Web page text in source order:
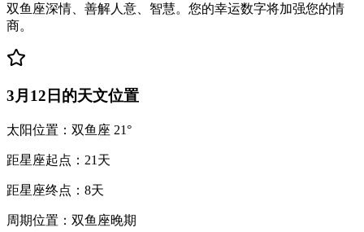
双鱼座深情、善解人意、智慧。您的幸运数字将加强您的情
商。
3月12日的天文位置
太阳位置：双鱼座 21°
距星座起点：21天
距星座终点：8天
周期位置：双鱼座晚期